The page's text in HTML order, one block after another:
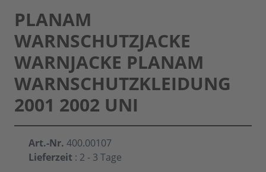
PLANAM
WARNSCHUTZJACKE
WARNJACKE PLANAM
WARNSCHUTZKLEIDUNG
2001 2002 UNI
Art.-Nr. 400.00107
Lieferzeit : 2 - 3 Tage